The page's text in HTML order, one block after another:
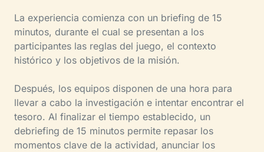
La experiencia comienza con un briefing de 15
minutos, durante el cual se presentan a los
participantes las reglas del juego, el contexto
histórico y los objetivos de la misión.
Después, los equipos disponen de una hora para
llevar a cabo la investigación e intentar encontrar el
tesoro. Al finalizar el tiempo establecido, un
debriefing de 15 minutos permite repasar los
momentos clave de la actividad, anunciar los